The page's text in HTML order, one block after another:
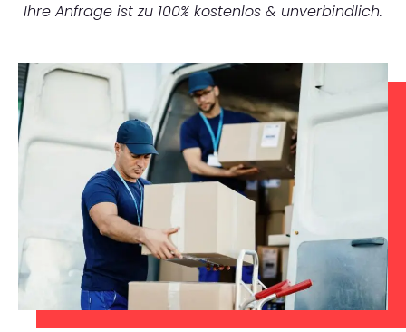
Ihre Anfrage ist zu 100% kostenlos & unverbindlich.